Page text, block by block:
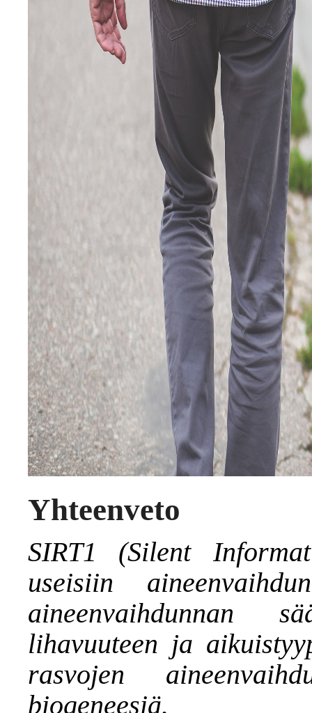
Yhteenveto
SIRT1 (Silent
useisiin
aineenvaihdunnan
lihavuuteen ja
rasvojen
biogeneesiä.